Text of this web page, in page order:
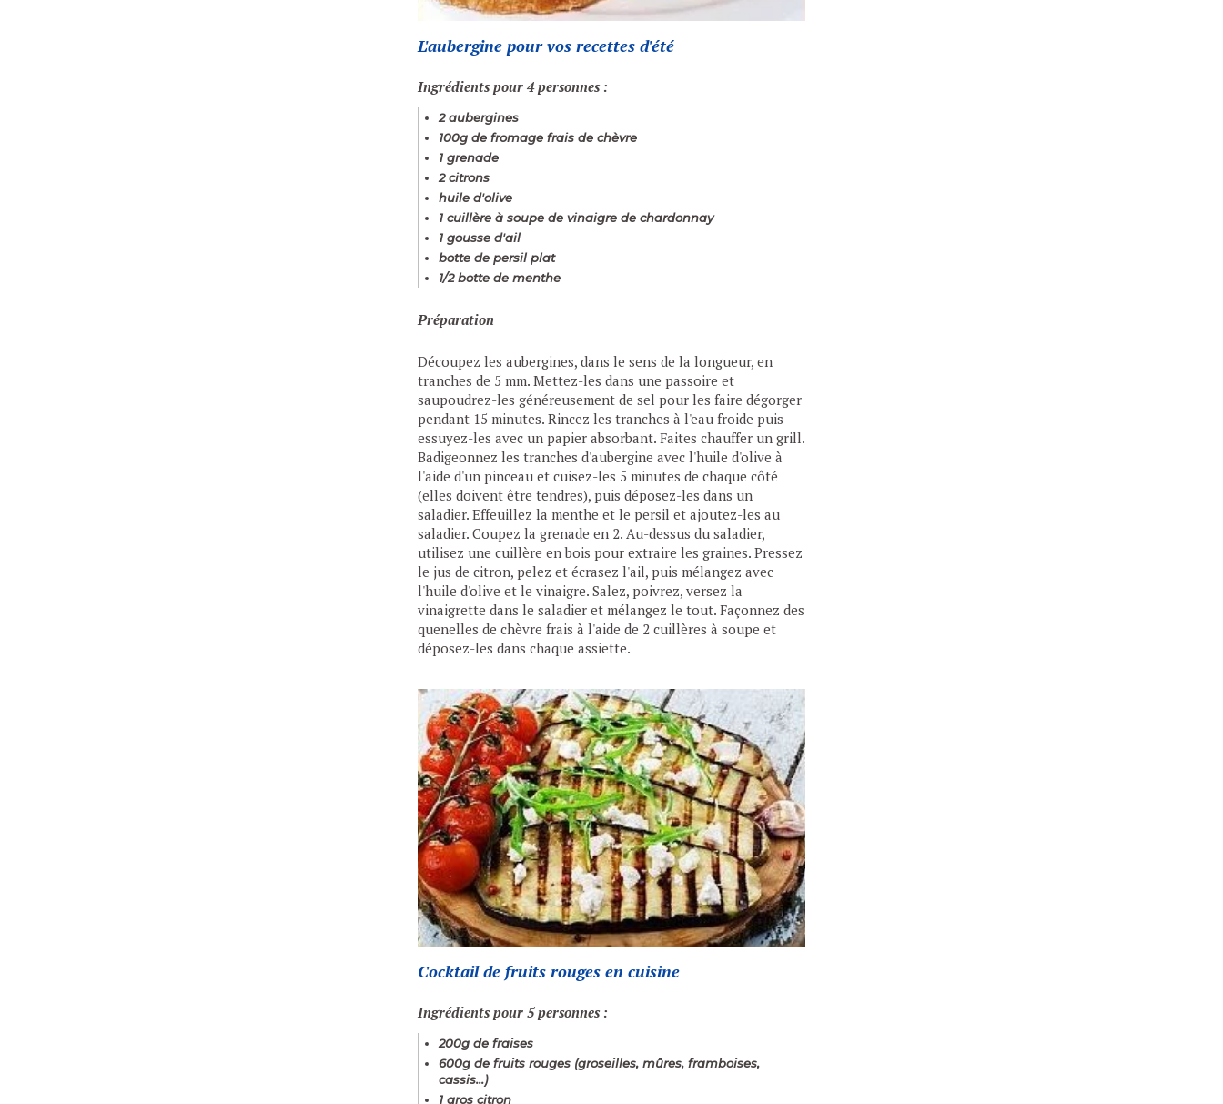
L'aubergine pour vos recettes d'été
Ingrédients pour 4 personnes :
2 aubergines
100g de fromage frais de chèvre
1 grenade
2 citrons
huile d'olive
1 cuillère à soupe de vinaigre de chardonnay
1 gousse d'ail
botte de persil plat
1/2 botte de menthe
Préparation
Découpez les aubergines, dans le sens de la longueur, en
tranches de 5 mm. Mettez-les dans une passoire et
saupoudrez-les généreusement de sel pour les faire dégorger
pendant 15 minutes. Rincez les tranches à l'eau froide puis
essuyez-les avec un papier absorbant. Faites chauffer un grill.
Badigeonnez les tranches d'aubergine avec l'huile d'olive à
l'aide d'un pinceau et cuisez-les 5 minutes de chaque côté
(elles doivent être tendres), puis déposez-les dans un
saladier. Effeuillez la menthe et le persil et ajoutez-les au
saladier. Coupez la grenade en 2. Au-dessus du saladier,
utilisez une cuillère en bois pour extraire les graines. Pressez
le jus de citron, pelez et écrasez l'ail, puis mélangez avec
l'huile d'olive et le vinaigre. Salez, poivrez, versez la
vinaigrette dans le saladier et mélangez le tout. Façonnez des
quenelles de chèvre frais à l'aide de 2 cuillères à soupe et
déposez-les dans chaque assiette.
Cocktail de fruits rouges en cuisine
Ingrédients pour 5 personnes :
200g de fraises
600g de fruits rouges (groseilles, mûres, framboises,
cassis...)
1 gros citron